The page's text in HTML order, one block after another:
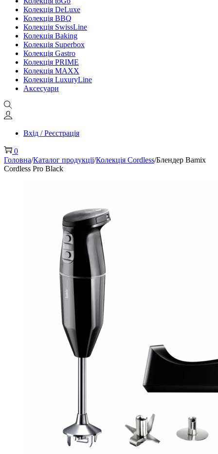
Колекція DeLuxe
Колекція BBQ
Колекція SwissLine
Колекція Baking
Колекція Superbox
Колекція Gastro
Колекція PRIME
Колекція MAXX
Колекція LuxuryLine
Аксесуари
Вхід / Реєстрація
0
Головна/Каталог продукції/Колекція Cordless/Блендер Bamix
Cordless Pro Black